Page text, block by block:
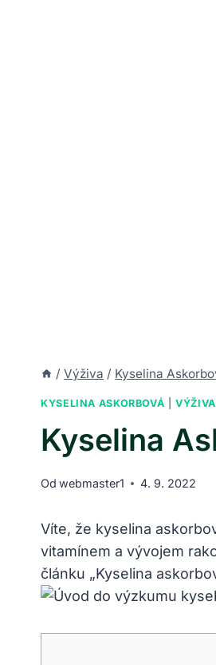
/ Výživa / Kyselina
KYSELINA ASKORBOVÁ |VÝŽIVA
Kyselina
Od webmaster1 4. 9. 2022
Víte, že kyselina
vitamínem a vývojem
článku „Kyselina